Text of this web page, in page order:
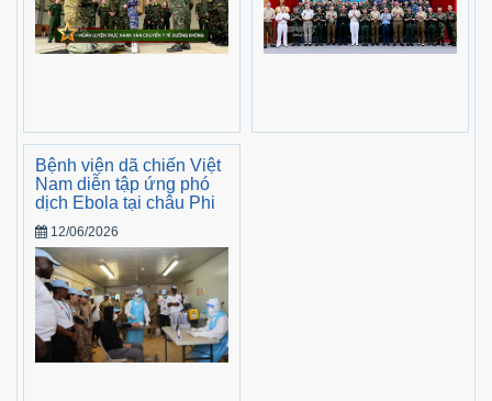
Bệnh viện dã chiến Việt
Nam diễn tập ứng phó
dịch Ebola tại châu Phi
12/06/2026